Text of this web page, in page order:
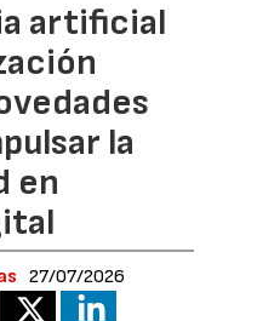
artificial
la
en
27/07/2026